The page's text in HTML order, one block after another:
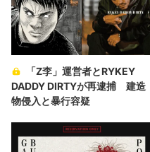
「Z李」運営者とRYKEY
DADDY DIRTYが再逮捕 建造
物侵入と暴行容疑